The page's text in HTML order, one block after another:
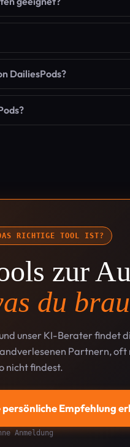
DailiesPods?
RICHTIGE TOOL IST?
zur
du
unser KI-Berater findet
Partnern, oft
nicht findest.
persönliche Empfehlung
Anmeldung